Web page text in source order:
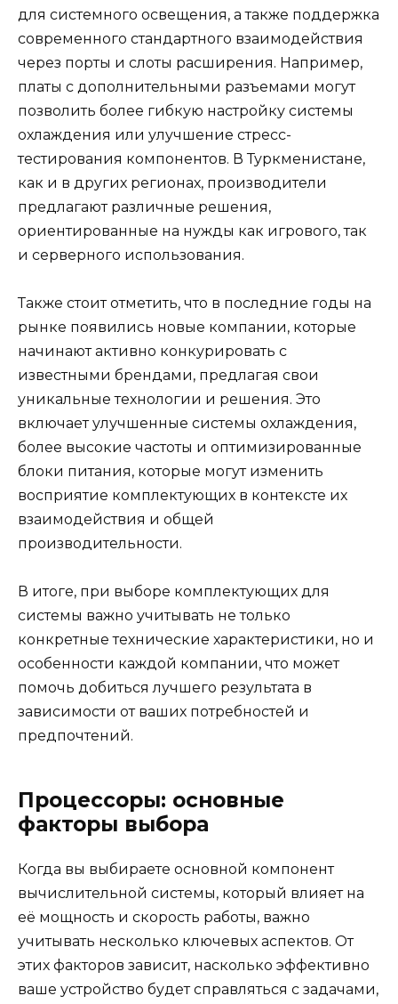
для системного освещения, а также поддержка
современного стандартного взаимодействия
через порты и слоты расширения. Например,
платы с дополнительными разъемами могут
позволить более гибкую настройку системы
охлаждения или улучшение стресс-
тестирования компонентов. В Туркменистане,
как и в других регионах, производители
предлагают различные решения,
ориентированные на нужды как игрового, так
и серверного использования.
Также стоит отметить, что в последние годы на
рынке появились новые компании, которые
начинают активно конкурировать с
известными брендами, предлагая свои
уникальные технологии и решения. Это
включает улучшенные системы охлаждения,
более высокие частоты и оптимизированные
блоки питания, которые могут изменить
восприятие комплектующих в контексте их
взаимодействия и общей
производительности.
В итоге, при выборе комплектующих для
системы важно учитывать не только
конкретные технические характеристики, но и
особенности каждой компании, что может
помочь добиться лучшего результата в
зависимости от ваших потребностей и
предпочтений.
Процессоры: основные
факторы выбора
Когда вы выбираете основной компонент
вычислительной системы, который влияет на
её мощность и скорость работы, важно
учитывать несколько ключевых аспектов. От
этих факторов зависит, насколько эффективно
ваше устройство будет справляться с задачами,